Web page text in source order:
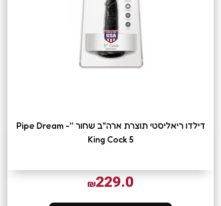
דילדו ריאליסטי תוצרת ארה"ב שחור ''Pipe Dream -
King Cock 5
₪229.0